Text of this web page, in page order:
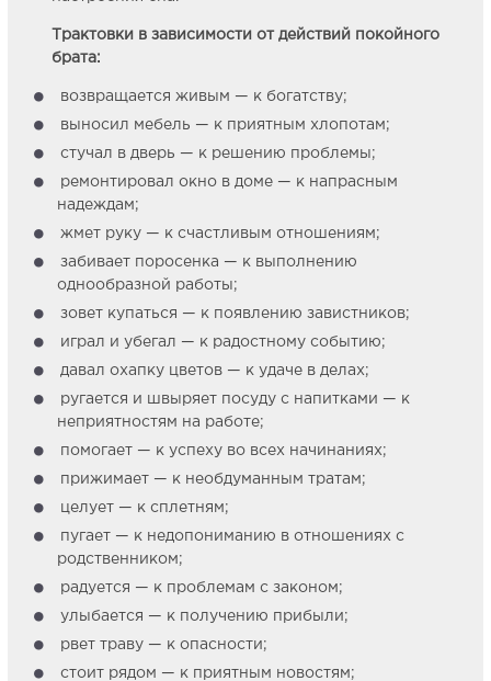
Трактовки в зависимости от действий покойного
брата:
возвращается живым — к богатству;
выносил мебель — к приятным хлопотам;
стучал в дверь — к решению проблемы;
ремонтировал окно в доме — к напрасным
надеждам;
жмет руку — к счастливым отношениям;
забивает поросенка — к выполнению
однообразной работы;
зовет купаться — к появлению завистников;
играл и убегал — к радостному событию;
давал охапку цветов — к удаче в делах;
ругается и швыряет посуду с напитками — к
неприятностям на работе;
помогает — к успеху во всех начинаниях;
прижимает — к необдуманным тратам;
целует — к сплетням;
пугает — к недопониманию в отношениях с
родственником;
радуется — к проблемам с законом;
улыбается — к получению прибыли;
рвет траву — к опасности;
стоит рядом — к приятным новостям;